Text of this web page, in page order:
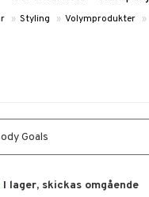
» Styling » Volymprodukter »
Goals
I lager, skickas omgående